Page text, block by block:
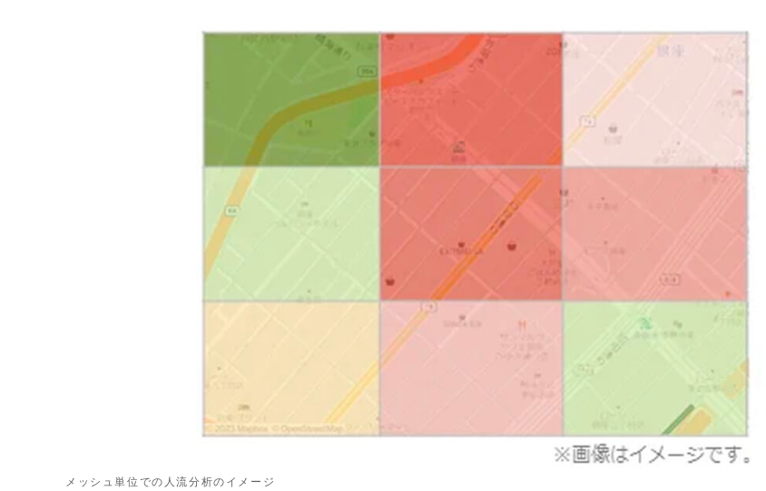
メッシュ単位での人流分析のイメージ